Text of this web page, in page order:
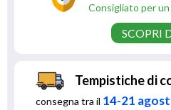
Consigliato per
SCOPRI
Tempistiche di
consegna tra il 14-21